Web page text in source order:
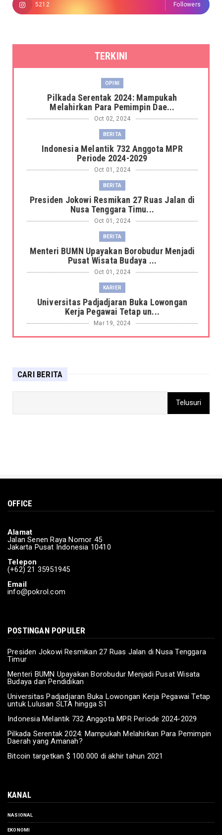
5212 Followers
TERKINI
OPINI
Pilkada Serentak 2024: Mampukah
Melahirkan Para Pemimpin Dae...
Oct 02, 2024
BERITA
Indonesia Melantik 732 Anggota MPR
Periode 2024-2029
Oct 01, 2024
BERITA
Presiden Jokowi Resmikan 27 Ruas Jalan di
Nusa Tenggara Timu...
Oct 01, 2024
BERITA
Menteri BUMN Upayakan Borobudur Menjadi
Pusat Wisata Budaya ...
Oct 01, 2024
KARIER
Universitas Padjadjaran Buka Lowongan
Kerja Pegawai Tetap un...
Mar 19, 2024
BERITA
Sandiaga: Pemerintah gunakan pendekatan
Korlap: Suara Rakyat adalah Kekuatan
CARI BERITA
OFFICE
Alamat
Jalan Senen Raya Nomor 45
Jakarta Pusat Indonesia 10410
Telepon
(+62) 21 35951945
Email
info@pokrol.com
POSTINGAN POPULER
Presiden Jokowi Resmikan 27 Ruas Jalan di Nusa Tenggara
Timur
Menteri BUMN Upayakan Borobudur Menjadi Pusat Wisata
Budaya dan Pendidikan
Universitas Padjadjaran Buka Lowongan Kerja Pegawai Tetap
untuk Lulusan SLTA hingga S1
Indonesia Melantik 732 Anggota MPR Periode 2024-2029
Pilkada Serentak 2024: Mampukah Melahirkan Para Pemimpin
Daerah yang Amanah?
Bitcoin targetkan $ 100.000 di akhir tahun 2021
KANAL
NASIONAL
EKONOMI